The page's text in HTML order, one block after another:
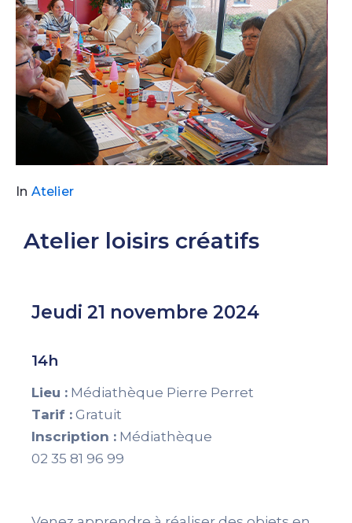
In Atelier
Atelier loisirs créatifs
Jeudi 21 novembre 2024
14h
Lieu : Médiathèque Pierre Perret
Tarif : Gratuit
Inscription : Médiathèque
02 35 81 96 99